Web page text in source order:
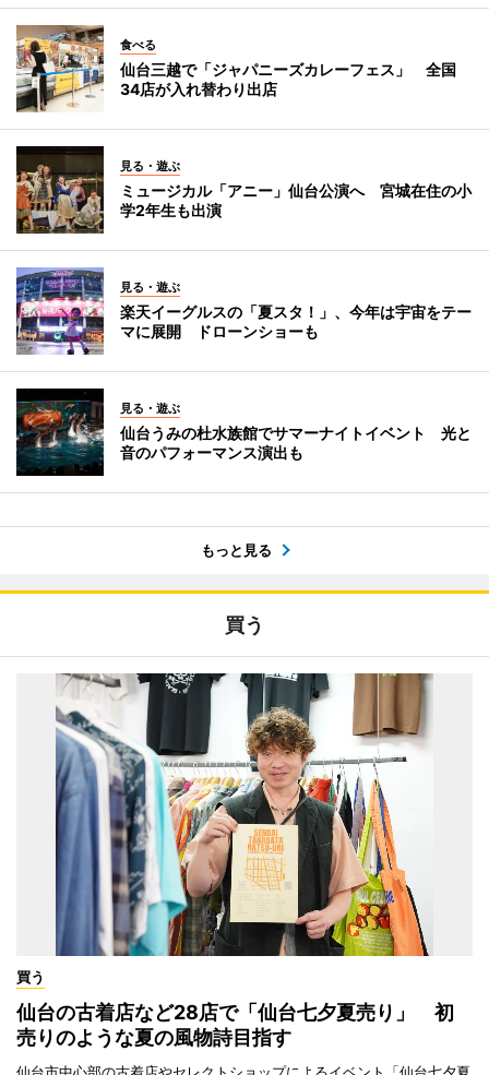
食べる
仙台三越で「ジャパニーズカレーフェス」 全国
34店が入れ替わり出店
見る・遊ぶ
ミュージカル「アニー」仙台公演へ 宮城在住の小
学2年生も出演
見る・遊ぶ
楽天イーグルスの「夏スタ！」、今年は宇宙をテー
マに展開 ドローンショーも
見る・遊ぶ
仙台うみの杜水族館でサマーナイトイベント 光と
音のパフォーマンス演出も
もっと見る
買う
買う
仙台の古着店など28店で「仙台七夕夏売り」 初
売りのような夏の風物詩目指す